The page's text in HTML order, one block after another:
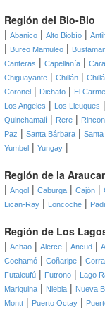
Región del Bio-Bio
| Abanico | Alto Biobío |
| Bureo Mamuleo |
Canteras | Capellanía |
Chiguayante | Chillán |
Coronel | Dichato | El
Los Angeles | Los Lleuques |
Quinchamalí | Rere |
Paz | Santa Bárbara |
Yumbel | Yungay |
Región de la
| Angol | Caburga | Cajón |
Lican-Ray | Loncoche |
Región de Los
| Achao | Alerce | Ancud |
Cochamó | Coñaripe | Corral
Futaleufú | Futrono | Lago
Mariquina | Niebla | Nueva
Montt | Puerto Octay |